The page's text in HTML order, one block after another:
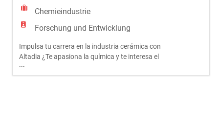
hochladen
Anmelden
Sprache
EN
Chemieindustrie
Forschung und Entwicklung
Impulsa tu carrera en la industria cerámica con
Altadia ¿Te apasiona la química y te interesa el
mundo industrial? ¿Quieres formar parte de
la multinacional líder en fritas, esmaltes, colores y
...